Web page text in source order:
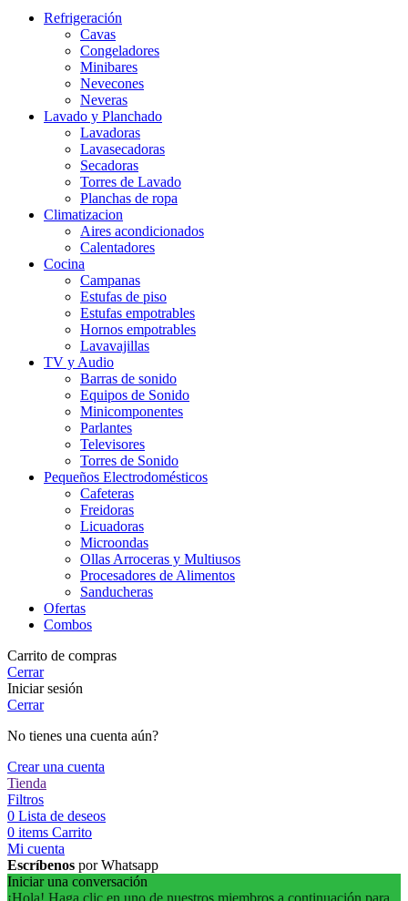
Refrigeración
Cavas
Congeladores
Minibares
Nevecones
Neveras
Lavado y Planchado
Lavadoras
Lavasecadoras
Secadoras
Torres de Lavado
Planchas de ropa
Climatizacion
Aires acondicionados
Calentadores
Cocina
Campanas
Estufas de piso
Estufas empotrables
Hornos empotrables
Lavavajillas
TV y Audio
Barras de sonido
Equipos de Sonido
Minicomponentes
Parlantes
Televisores
Torres de Sonido
Pequeños Electrodomésticos
Cafeteras
Freidoras
Licuadoras
Microondas
Ollas Arroceras y Multiusos
Procesadores de Alimentos
Sanducheras
Ofertas
Combos
Carrito de compras
Cerrar
Iniciar sesión
Cerrar
No tienes una cuenta aún?
Crear una cuenta
Tienda
Filtros
0 Lista de deseos
0 items Carrito
Mi cuenta
Escríbenos por Whatsapp
Iniciar una conversación